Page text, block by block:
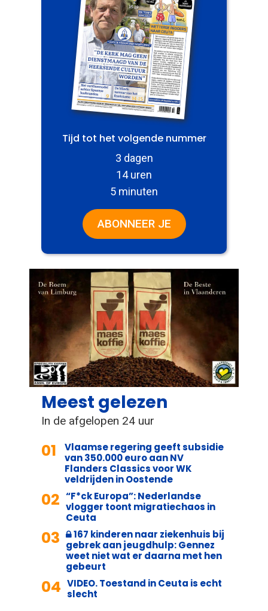
Tijd tot het volgende nummer
3 dagen
14 uren
5 minuten
ABONNEER JE
Meest gelezen
In de afgelopen 24 uur
01
Vlaamse regering geeft subsidie
van 350.000 euro aan NV
Flanders Classics voor WK
veldrijden in Oostende
02 “F*ck Europa”: Nederlandse
vlogger toont migratiechaos in
Ceuta
03
167 kinderen naar ziekenhuis bij
gebrek aan jeugdhulp: Gennez
weet niet wat er daarna met hen
gebeurt
04 VIDEO. Toestand in Ceuta is echt
slecht